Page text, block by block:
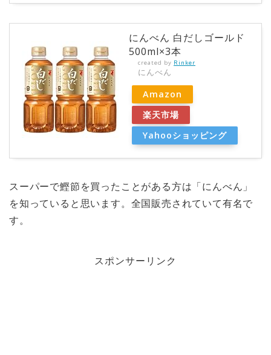
にんべん 白だしゴールド
500ml×3本
created by Rinker
にんべん
Amazon
楽天市場
Yahooショッピング
スーパーで鰹節を買ったことがある方は「にんべん」
を知っていると思います。全国販売されていて有名で
す。
スポンサーリンク